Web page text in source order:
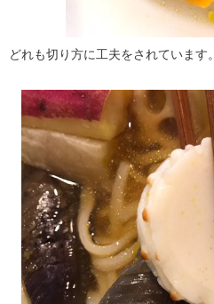
どれも切り方に工夫をされています。